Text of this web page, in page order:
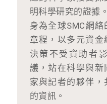
明科學研究的證據。
身為全球SMC網
章程，以多元資金
決策不受資助者
議，站在科學與新
家與記者的夥伴
的資訊。